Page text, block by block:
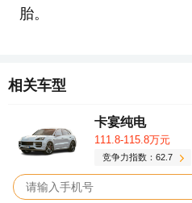
胎。
相关车型
卡宴纯电
111.8-115.8万元
竞争力指数：62.7